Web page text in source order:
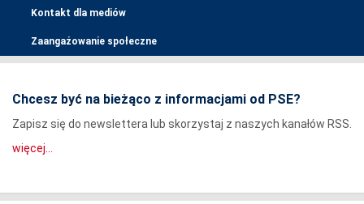
Kontakt dla mediów
Zaangażowanie społeczne
Chcesz być na bieżąco z informacjami od PSE?
Zapisz się do newslettera lub skorzystaj z naszych kanałów RSS.
więcej...